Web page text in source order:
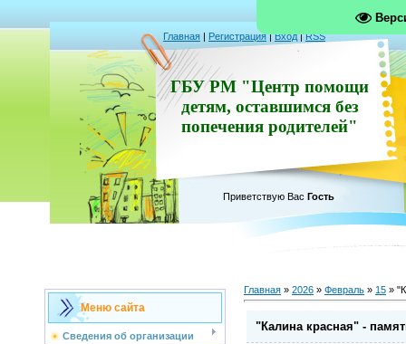
Главная | Регистрация|Вход|RSS
ГБУ РМ "Центр помощи
детям, оставшимся без
попечения родителей"
Приветствую Вас Гость
Меню сайта
Сведения об организации
Главная » 2026 » Февраль » 15 »
"Калина красная" -